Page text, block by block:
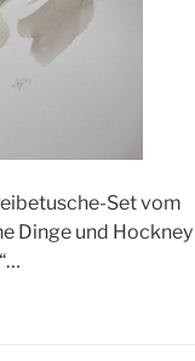
Set vom
Dinge und Hockney